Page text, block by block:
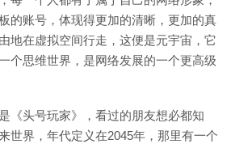
的账号，体现得更加的清晰，更加的真
地在虚拟空间行走，这便是元宇宙，它
个思维世界，是网络发展的一个更高级
《头号玩家》，看过的朋友想必都知
世界，年代定义在2045年，那里有一个